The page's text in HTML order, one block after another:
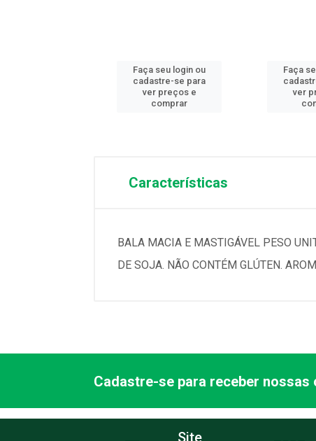
Faça seu login ou
cadastre-se para
ver preços e
comprar
Faça
ver
Características
BALA MACIA E MASTIGÁVEL PESO
DE SOJA. NÃO CONTÉM GLÚTEN.
Cadastre-se para receber nossas
Site